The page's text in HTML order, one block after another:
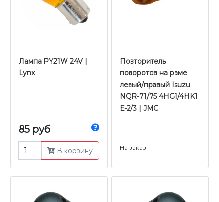
Лампа PY21W 24V |
Lynx
85 руб
В корзину
Повторитель
поворотов на раме
левый/правый Isuzu
NQR-71/75 4HG1/4HK1
Е-2/3 | JMC
На заказ